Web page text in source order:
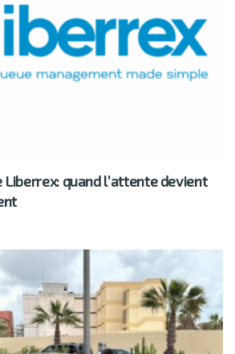
quand l’attente devient